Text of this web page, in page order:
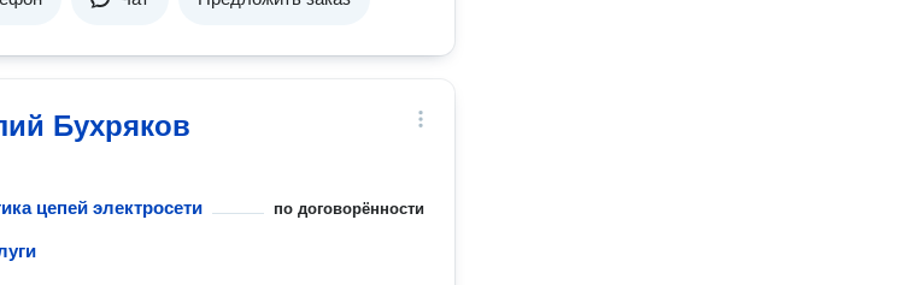
Бухряков
цепей электросети по договорённости